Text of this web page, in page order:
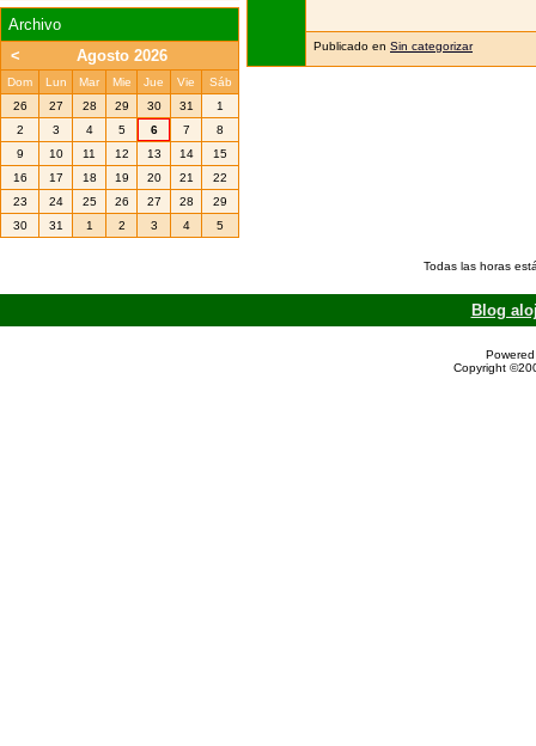
Publicado en Sin categorizar
Archivo
<
Agosto 2026
Dom Lun Mar Mie Jue Vie
Sáb
26
27 28 29 30 31
1
2
3 4 5 6 7
8
9
10 11 12 13 14
15
16
17 18 19 20 21
22
23
24 25 26 27 28
29
30
31 1 2 3 4 5
Todas las horas
Blog
Copyright